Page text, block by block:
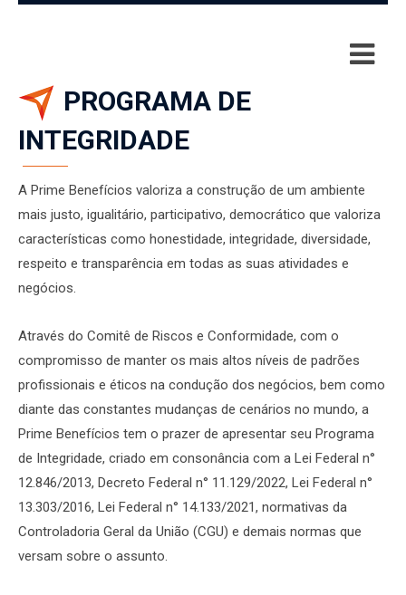
PROGRAMA DE
INTEGRIDADE
A Prime Benefícios valoriza a construção de um ambiente
mais justo, igualitário, participativo, democrático que valoriza
características como honestidade, integridade, diversidade,
respeito e transparência em todas as suas atividades e
negócios.
Através do Comitê de Riscos e Conformidade, com o
compromisso de manter os mais altos níveis de padrões
profissionais e éticos na condução dos negócios, bem como
diante das constantes mudanças de cenários no mundo, a
Prime Benefícios tem o prazer de apresentar seu Programa
de Integridade, criado em consonância com a Lei Federal n°
12.846/2013, Decreto Federal n° 11.129/2022, Lei Federal n°
13.303/2016, Lei Federal n° 14.133/2021, normativas da
Controladoria Geral da União (CGU) e demais normas que
versam sobre o assunto.